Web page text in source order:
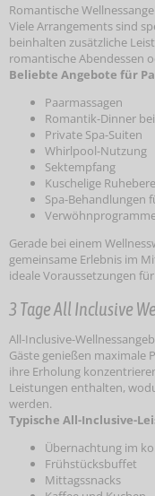
Romantische
Viele Arrangements sind
beinhalten zusätzliche
romantische Abendessen
Beliebte Angebote für
Paarmassagen
Romantik-Dinner
Private Spa-Suiten
Whirlpool-Nutzung
Sektempfang
Kuschelige
Spa-Behandlungen
Gerade bei einem
gemeinsame Erlebnis im
ideale Voraussetzungen
3 Tage All Inclusive
All-Inclusive-
Gäste genießen maximale
ihre Erholung
Leistungen enthalten,
werden.
Typische All-Inclusive-
Übernachtung im
Frühstücksbuffet
Mittagssnacks